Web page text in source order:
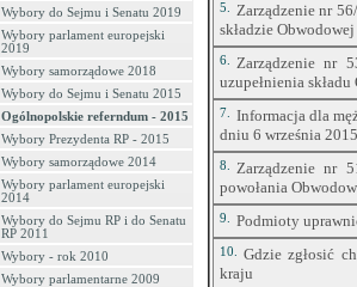
Wybory do Sejmu i Senatu 2019
Wybory parlament europejski
2019
Wybory samorządowe 2018
Wybory do Sejmu i Senatu 2015
Ogólnopolskie referndum - 2015
Wybory Prezydenta RP - 2015
Wybory samorządowe 2014
Wybory parlament europejski
2014
Wybory do Sejmu RP i do Senatu
RP 2011
Wybory - rok 2010
Wybory parlamentarne 2009
5.
Zarządzenie nr
składzie
6.
Zarządzenie nr
uzupełnienia
7.
Informacja dla
dniu 6 września
8.
Zarządzenie nr
powołania
9. Podmioty
10.
Gdzie zgłosić
kraju